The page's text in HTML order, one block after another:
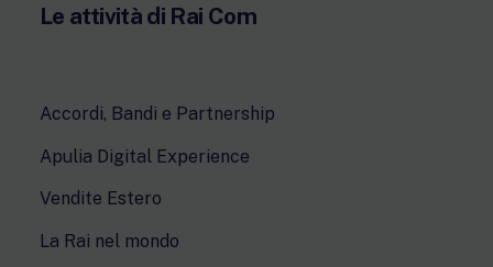
Le attività di Rai Com
Accordi, Bandi e Partnership
Apulia Digital Experience
Vendite Estero
La Rai nel mondo